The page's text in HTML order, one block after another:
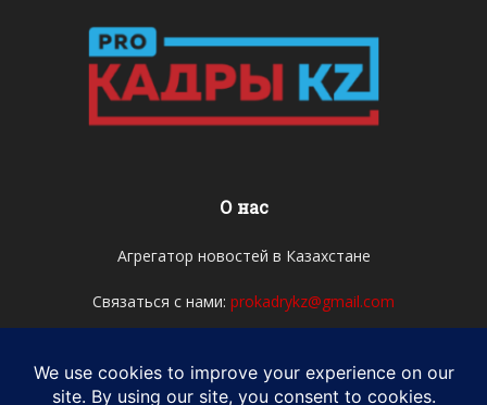
О нас
Агрегатор новостей в Казахстане
Связаться с нами: prokadrykz@gmail.com
Мы в соцсетях